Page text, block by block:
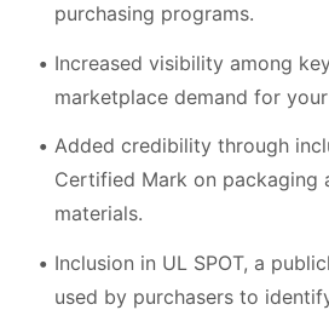
purchasing programs.
Increased visibility among
marketplace demand for
Added credibility through
Certified Mark on packaging
materials.
Inclusion in UL SPOT, a
used by purchasers to